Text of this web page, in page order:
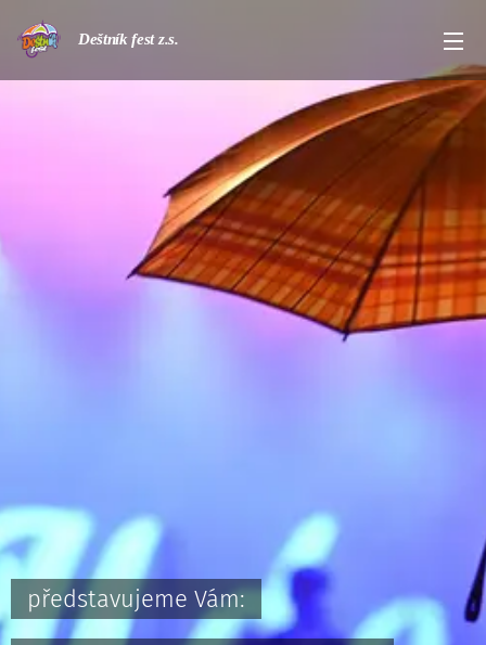
Deštník fest z.s.
představujeme Vám: